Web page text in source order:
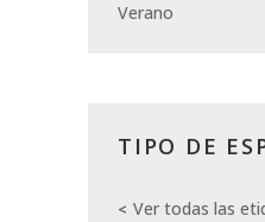
Verano
TIPO DE
Ver todas las